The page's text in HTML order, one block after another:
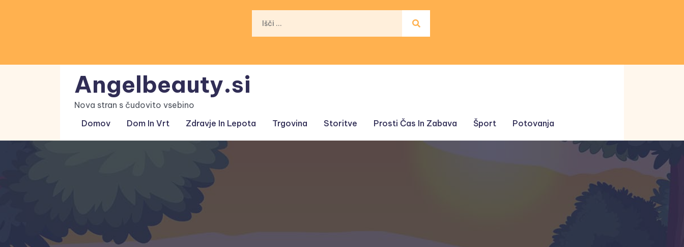
Angelbeauty.si
Nova stran s čudovito vsebino
Domov
Dom In Vrt Zdravje In Lepota Trgovina Storitve Prosti Čas In Zabava Šport Potovanja